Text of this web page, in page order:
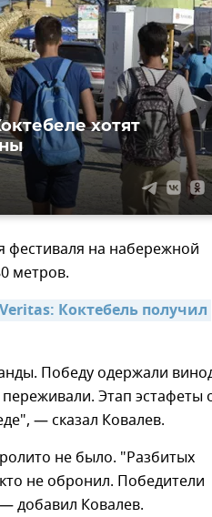
хотят
фестиваля на набережной
метров.
Коктебель получил
Победу одержали
Этап эстафеты
— сказал Ковалев.
не было. "Разбитых
не обронил. Победители
добавил Ковалев.